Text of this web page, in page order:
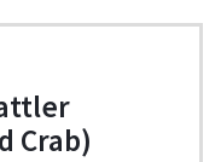
Crab)